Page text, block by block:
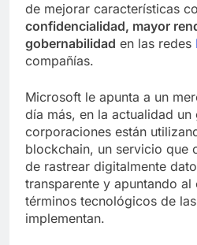
de mejorar características
confidencialidad, mayor
gobernabilidad en las redes
compañías.
Microsoft le apunta a un
día más, en la actualidad un
corporaciones están
blockchain, un servicio que
de rastrear digitalmente
transparente y apuntando al
términos tecnológicos de
implementan.